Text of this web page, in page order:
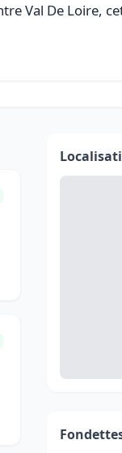
Val De Loire,